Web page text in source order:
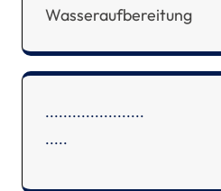
Wasseraufbereitung
......................
.....